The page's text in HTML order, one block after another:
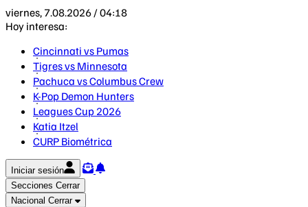
viernes, 7.08.2026 / 04:18
Hoy interesa:
Cincinnati vs Pumas
Tigres vs Minnesota
Pachuca vs Columbus Crew
K-Pop Demon Hunters
Leagues Cup 2026
Katia Itzel
CURP Biométrica
Iniciar sesión
Secciones Cerrar
Nacional Cerrar